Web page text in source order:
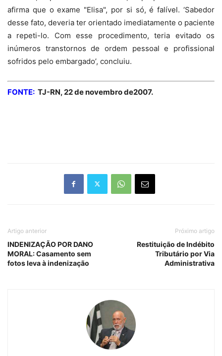
afirma que o exame "Elisa", por si só, é falível. ‘Sabedor
desse fato, deveria ter orientado imediatamente o paciente
a repeti-lo. Com esse procedimento, teria evitado os
inúmeros transtornos de ordem pessoal e profissional
sofridos pelo embargado’, concluiu.
FONTE: TJ-RN, 22 de novembro de2007.
Artigo anterior
INDENIZAÇÃO POR DANO
MORAL: Casamento sem
fotos leva à indenização
Próximo artigo
Restituição de Indébito
Tributário por Via
Administrativa